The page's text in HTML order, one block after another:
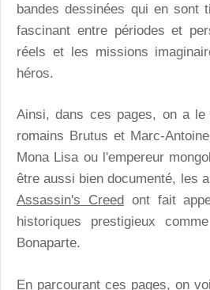
bandes dessinées qui en sont
fascinant entre périodes et
réels et les missions
héros.
Ainsi, dans ces pages, on a
romains Brutus et Marc-
Mona Lisa ou l'empereur
être aussi bien documenté, les
Assassin's Creed ont fait
historiques prestigieux
Bonaparte.
En parcourant ces pages, on